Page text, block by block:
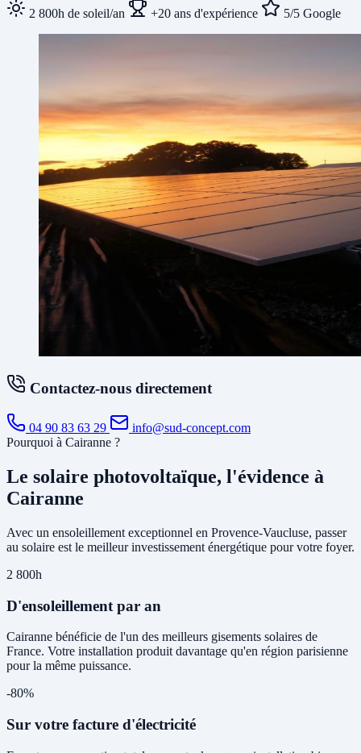
2 800h de soleil/an +20 ans d'expérience 5/5 Google
Contactez-nous directement
04 90 83 63 29
info@sud-concept.com
Pourquoi à Cairanne ?
Le solaire photovoltaïque, l'évidence à
Cairanne
Avec un ensoleillement exceptionnel en Provence-Vaucluse, passer
au solaire est le meilleur investissement énergétique pour votre foyer.
2 800h
D'ensoleillement par an
Cairanne bénéficie de l'un des meilleurs gisements solaires de
France. Votre installation produit davantage qu'en région parisienne
pour la même puissance.
-80%
Sur votre facture d'électricité